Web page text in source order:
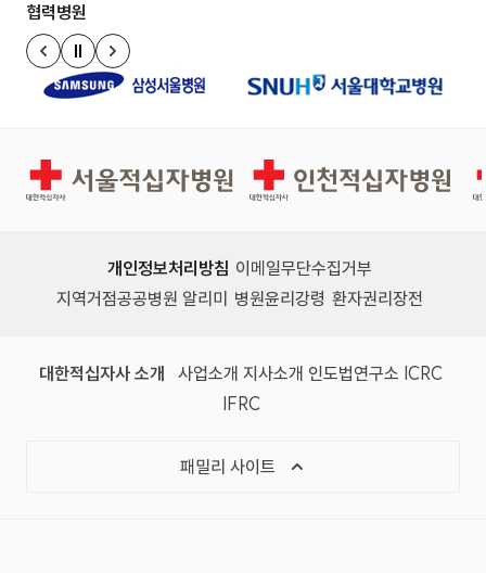
협력병원
이전 슬라이드
정지
다음 슬라이드
서울적십자병원 인천적십자병원
개인정보처리방침 이메일무단수집거부
지역거점공공병원 알리미
병원윤리강령 환자권리장전
대한적십자사 소개 사업소개 지사소개 인도법연구소 ICRC
IFRC
패밀리 사이트